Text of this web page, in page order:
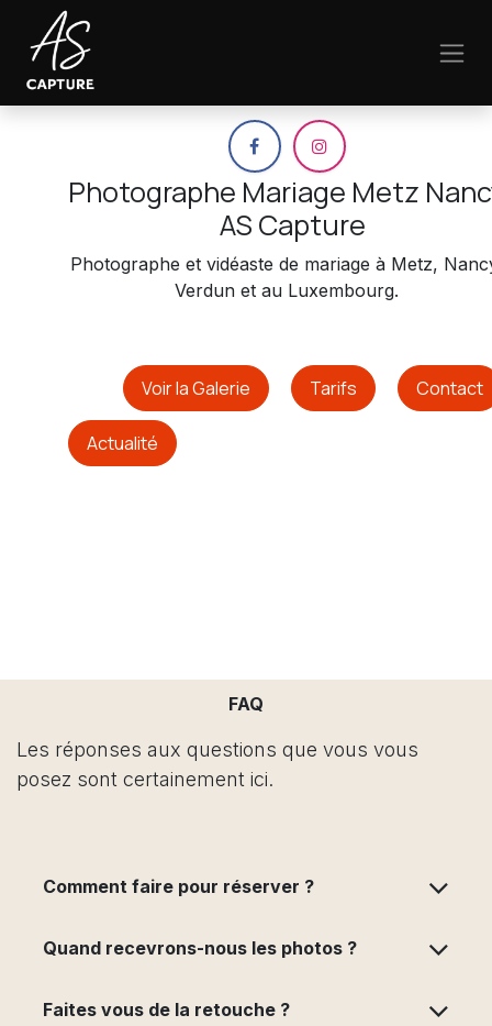
Se rendre au contenu
Photographe Mariage Metz
AS Capture
Photographe et vidéaste de mariage à Metz,
Verdun et au Luxembourg.
Voir la Galerie Tarifs Contact
Actualité
FAQ
Les réponses aux questions que vous vous
posez sont certainement ici.
Comment faire pour réserver ?
Quand recevrons-nous les photos ?
Faites vous de la retouche ?